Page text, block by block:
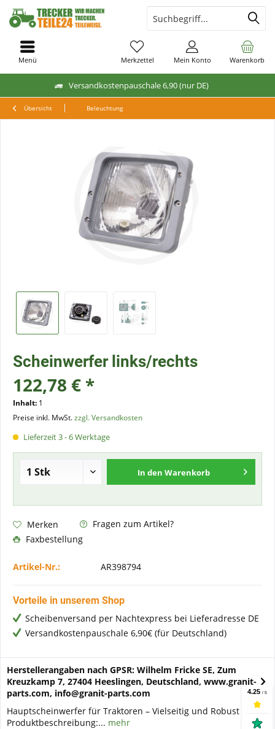
Versandkostenpauschale 6,90 (nur DE)
Warenkorb
Merkzettel Mein Konto
Menü
Übersicht Beleuchtung
Scheinwerfer links/rechts
122,78 € *
Inhalt: 1
Preise inkl. MwSt.zzgl. Versandkosten
Lieferzeit 3 - 6 Werktage
In den Warenkorb
Merken
Fragen zum Artikel?
Faxbestellung
Artikel-Nr.: AR398794
Vorteile in unserem Shop
Scheibenversand per Nachtexpress bei Lieferadresse DE
Versandkostenpauschale 6,90€ (für Deutschland)
Herstellerangaben nach GPSR: Wilhelm Fricke SE, Zum
Kreuzkamp 7, 27404 Heeslingen, Deutschland, www.granit-
parts.com, info@granit-parts.com
Hauptscheinwerfer für Traktoren – Vielseitig und Robust
Produktbeschreibung:... mehr